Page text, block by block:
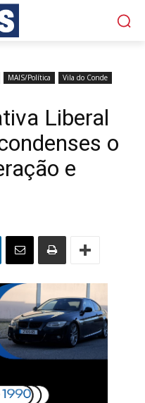
MAIS/Política
Vila do Conde
Liberal
o
e